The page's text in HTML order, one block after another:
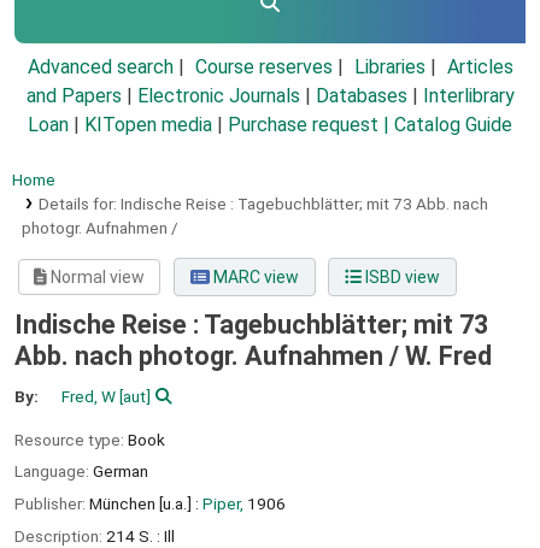
Advanced search Course reserves Libraries
Articles
and Papers
Electronic Journals Databases
Interlibrary
Loan
KITopen media Purchase request | Catalog Guide
Home
Details for: Indische Reise : Tagebuchblätter; mit 73 Abb. nach
photogr. Aufnahmen /
Normal view MARC view ISBD view
Indische Reise : Tagebuchblätter; mit 73
Abb. nach photogr. Aufnahmen / W. Fred
By: Fred, W[aut]
Resource type: Book
Language: German
Publisher: München [u.a.] : Piper, 1906
Description: 214 S. : Ill